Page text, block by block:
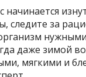
начинается
следите за
даже зимой
мягкими и